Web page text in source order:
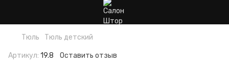
Тюль Тюль детский
Артикул: 19.8 Оставить отзыв